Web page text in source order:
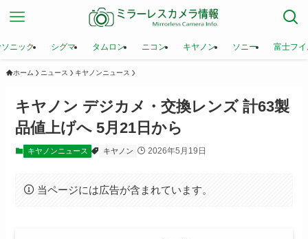
ニック シグマ タムロン ニコン キヤノン ソニー 富士フ
ホーム ニュース キヤノンニュース
キヤノン デジカメ・交換レンズ 計63製
品値上げへ 5月21日から
キヤノンニュース キヤノン 2026年5月19日
当ページには広告が含まれています。